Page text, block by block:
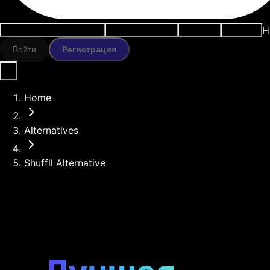
Войти Регистрация
Home
Alternatives
Shuffll Alternative